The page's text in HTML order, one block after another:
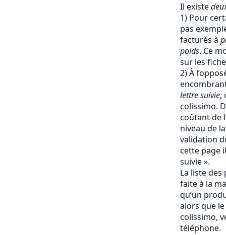
Il existe
1) Pour
pas
facturés à
poids. Ce
sur les
2) À
lettre suivie,
colissimo.
coûtant de
niveau de
validation
cette page
suivie ».
La liste
faite à la
qu’un
alors que
colissimo,
téléphone.